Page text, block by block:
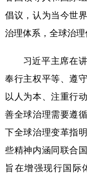
多语种频道
Deutsch
倡议，认为当今世
治理体系，全球治理
习近平主席在讲
奉行主权平等、遵
以人为本、注重行
善全球治理需要遵
下全球治理变革指
些精神内涵同联合
旨在增强现行国际